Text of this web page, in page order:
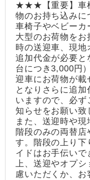
★★★【重要】車
物のお持ち込み
車椅子やベビーカ
大型のお荷物を
時の送迎車、現地
追加代金が必要と
台につき3,000円
迎車にお荷物が載
となりさらに追
いますので、必
知らせをお願い致
また、送迎時や現
階段のみの両替店
す。階段の上り
イドはお手伝い
上、送迎やオプシ
慮いただくか、お